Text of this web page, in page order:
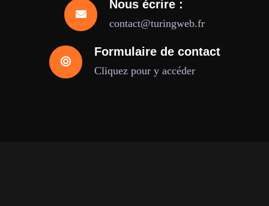
Nous écrire :
contact@turingweb.fr
Formulaire de contact
Cliquez pour y accéder